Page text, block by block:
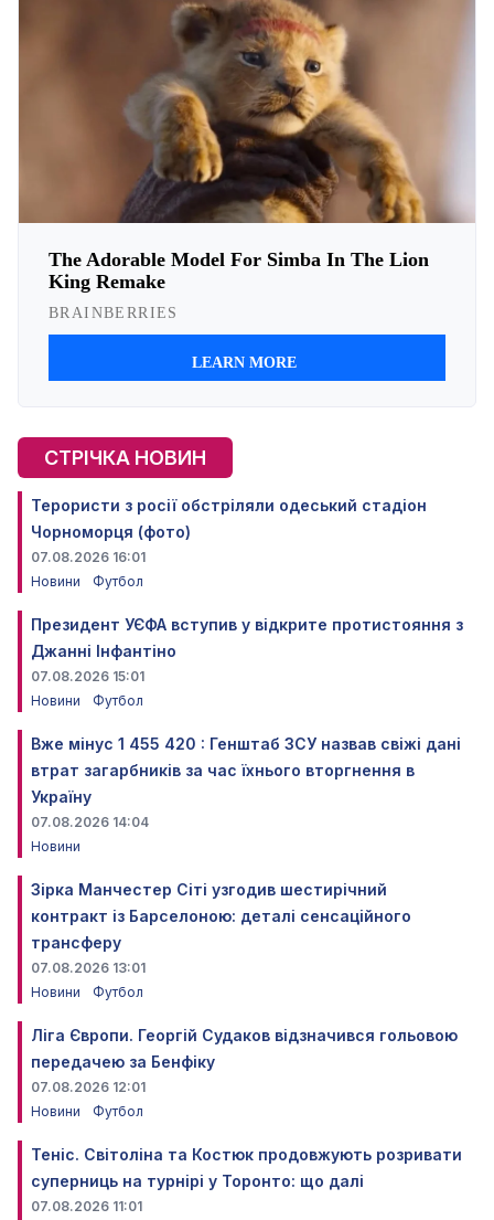
СТРІЧКА НОВИН
Терористи з росії обстріляли одеський стадіон
Чорноморця (фото)
07.08.2026 16:01
Новини
Футбол
Президент УЄФА вступив у відкрите протистояння з
Джанні Інфантіно
07.08.2026 15:01
Новини
Футбол
Вже мінус 1 455 420 : Генштаб ЗСУ назвав свіжі дані
втрат загарбників за час їхнього вторгнення в
Україну
07.08.2026 14:04
Новини
Зірка Манчестер Сіті узгодив шестирічний
контракт із Барселоною: деталі сенсаційного
трансферу
07.08.2026 13:01
Новини
Футбол
Ліга Європи. Георгій Судаков відзначився гольовою
передачею за Бенфіку
07.08.2026 12:01
Новини
Футбол
Теніс. Світоліна та Костюк продовжують розривати
суперниць на турнірі у Торонто: що далі
07.08.2026 11:01